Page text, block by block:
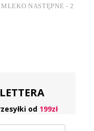
MLEKO NASTĘPNE - 2
od 199zł